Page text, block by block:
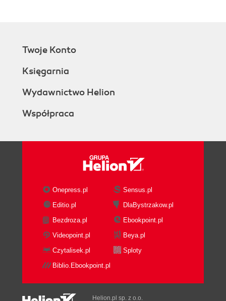
Twoje Konto
Księgarnia
Wydawnictwo Helion
Współpraca
Onepress.pl
Sensus.pl
Editio.pl
DlaBystrzakow.pl
Bezdroza.pl
Ebookpoint.pl
Videopoint.pl
Beya.pl
Czytalisek.pl
Sploty
Biblio.Ebookpoint.pl
Helion.pl sp. z o.o.